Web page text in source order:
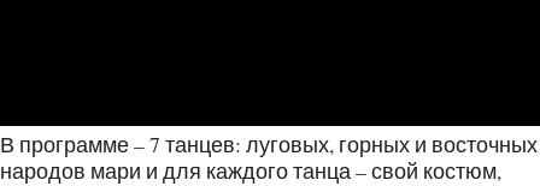
В программе – 7 танцев: луговых, горных и восточных
народов мари и для каждого танца – свой костюм,